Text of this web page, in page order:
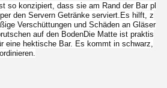
so konzipiert, dass sie am Rand der Bar pl
den Servern Getränke serviert.Es hilft, z
Verschüttungen und Schäden an Gläser
auf den BodenDie Matte ist praktis
eine hektische Bar. Es kommt in schwarz,